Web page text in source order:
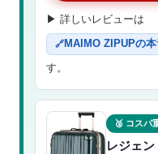
▶ 詳しいレビューは
MAIMO ZIPUPの
す。
🥈 コスパ
レジェ